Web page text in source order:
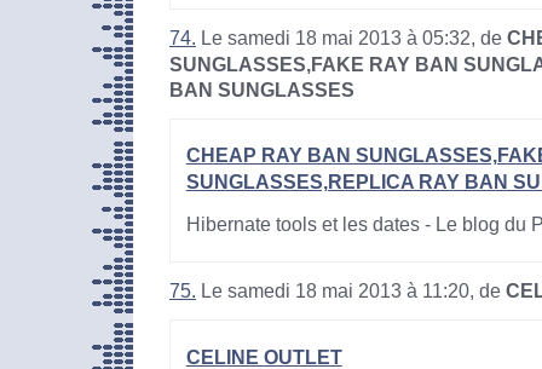
74. Le samedi 18 mai 2013 à 05:32, de
SUNGLASSES,FAKE RAY BAN
BAN SUNGLASSES
CHEAP RAY BAN
SUNGLASSES,REPLICA RAY BAN
Hibernate tools et les dates - Le blog du
75. Le samedi 18 mai 2013 à 11:20, de
CELINE OUTLET